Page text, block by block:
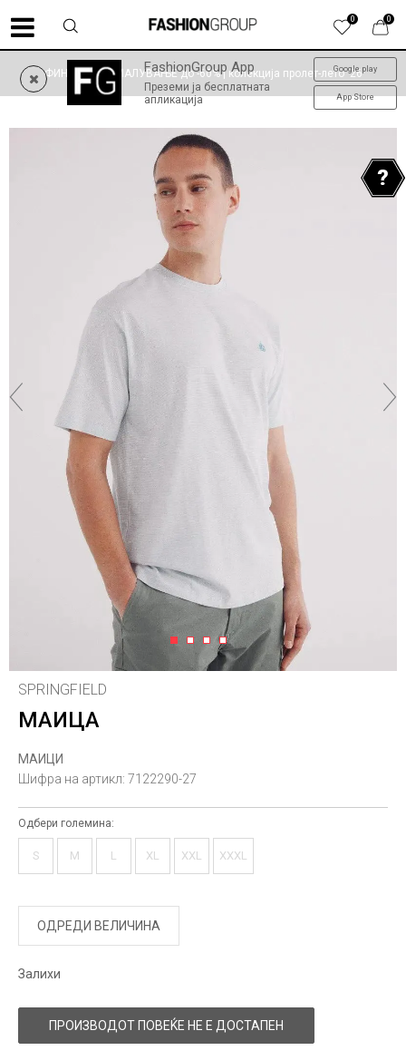
0
0
FashionGroup App
Преземи ја бесплатната
апликација
Google play
App Store
ФИНАЛНО НАМАЛУВАЊЕ до -60% | колекција пролет-лето '26
1 2 3 4
SPRINGFIELD
МАИЦА
МАИЦИ
Шифра на артикл: 7122290-27
Одбери големина:
S M L XL XXL XXXL
ОДРЕДИ ВЕЛИЧИНА
Залихи
ПРОИЗВОДОТ ПОВЕЌЕ НЕ Е ДОСТАПЕН